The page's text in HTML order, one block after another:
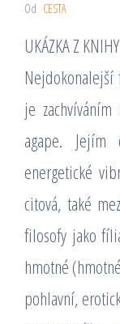
Od CESTA
UKÁZKA Z
Nejdokonalejší
je
agape.
energetické
citová, také
filosofy jako
hmotné
pohlavní,